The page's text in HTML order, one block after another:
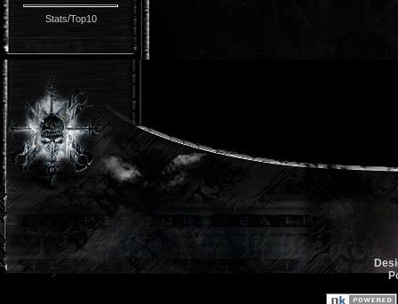
Stats/Top10